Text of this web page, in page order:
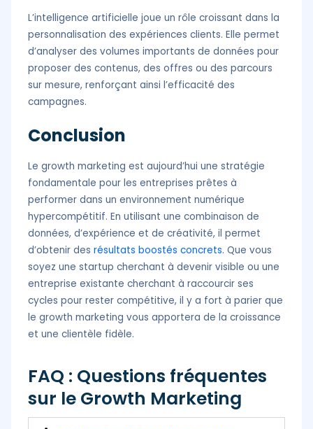
L’intelligence artificielle joue un rôle croissant dans la
personnalisation des expériences clients. Elle permet
d’analyser des volumes importants de données pour
proposer des contenus, des offres ou des parcours
sur mesure, renforçant ainsi l’efficacité des
campagnes.
Conclusion
Le growth marketing est aujourd’hui une stratégie
fondamentale pour les entreprises prêtes à
performer dans un environnement numérique
hypercompétitif. En utilisant une combinaison de
données, d’expérience et de créativité, il permet
d’obtenir des résultats boostés concrets. Que vous
soyez une startup cherchant à devenir visible ou une
entreprise existante cherchant à raccourcir ses
cycles pour rester compétitive, il y a fort à parier que
le growth marketing vous apportera de la croissance
et une clientèle fidèle.
FAQ : Questions fréquentes
sur le Growth Marketing